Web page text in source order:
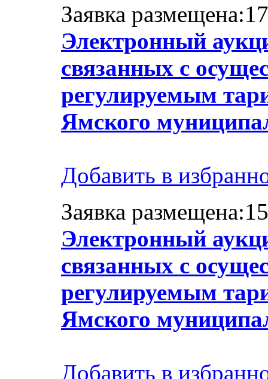
Заявка
Электронный
связанных с
регулируемым
Ямского
Добавить в
Заявка
Электронный
связанных с
регулируемым
Ямского
Добавить в